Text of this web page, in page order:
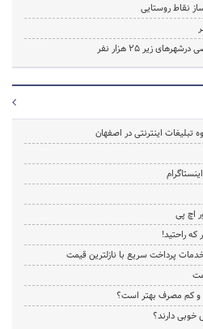
نقاط روستایی
زیر 25 هزار نفر
اینترنتی در اصفهان
راحتید!
پرداخت سریع با نازلترین قیمت
و کم مصرف بهتر است؟
دارند؟